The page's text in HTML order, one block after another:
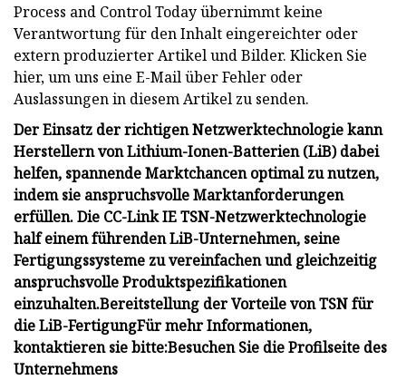
Process and Control Today übernimmt keine
Verantwortung für den Inhalt eingereichter oder
extern produzierter Artikel und Bilder. Klicken Sie
hier, um uns eine E-Mail über Fehler oder
Auslassungen in diesem Artikel zu senden.
Der Einsatz der richtigen Netzwerktechnologie kann
Herstellern von Lithium-Ionen-Batterien (LiB) dabei
helfen, spannende Marktchancen optimal zu nutzen,
indem sie anspruchsvolle Marktanforderungen
erfüllen. Die CC-Link IE TSN-Netzwerktechnologie
half einem führenden LiB-Unternehmen, seine
Fertigungssysteme zu vereinfachen und gleichzeitig
anspruchsvolle Produktspezifikationen
einzuhalten.Bereitstellung der Vorteile von TSN für
die LiB-FertigungFür mehr Informationen,
kontaktieren sie bitte:Besuchen Sie die Profilseite des
Unternehmens